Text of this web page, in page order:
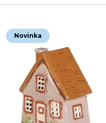
Novinka